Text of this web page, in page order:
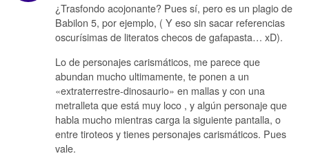
¿Trasfondo acojonante? Pues sí, pero es un plagio de
Babilon 5, por ejemplo, ( Y eso sin sacar referencias
oscurísimas de literatos checos de gafapasta… xD).
Lo de personajes carismáticos, me parece que
abundan mucho ultimamente, te ponen a un
«extraterrestre-dinosaurio» en mallas y con una
metralleta que está muy loco , y algún personaje que
habla mucho mientras carga la siguiente pantalla, o
entre tiroteos y tienes personajes carismáticos. Pues
vale.